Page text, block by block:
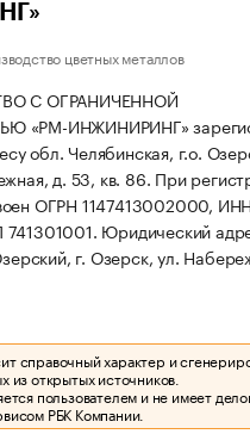
цветных металлов
С ОГРАНИЧЕННОЙ
«РМ-ИНЖИНИРИНГ»
обл. Челябинская, г.о.
д. 53, кв. 86. При
ОГРН 1147413002000, ИНН
Юридический
г. Озерск, ул.
справочный характер и
из открытых источников.
пользователем и не имеет
РБК Компании.